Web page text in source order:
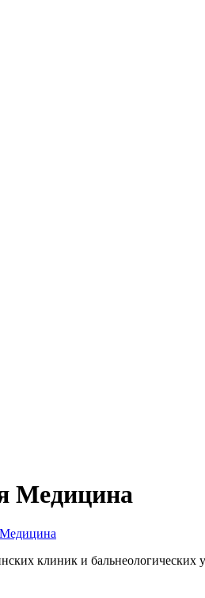
Медицина
Медицина
клиник и бальнеологических